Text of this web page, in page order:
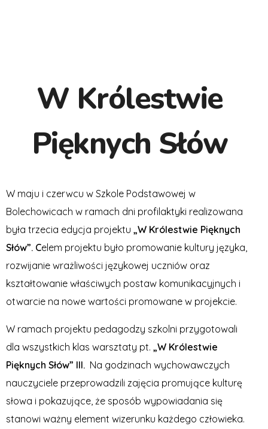
W Królestwie
Pięknych Słów
W maju i czerwcu w Szkole Podstawowej w
Bolechowicach w ramach dni profilaktyki realizowana
była trzecia edycja projektu „W Królestwie Pięknych
Słów”. Celem projektu było promowanie kultury języka,
rozwijanie wrażliwości językowej uczniów oraz
kształtowanie właściwych postaw komunikacyjnych i
otwarcie na nowe wartości promowane w projekcie.
W ramach projektu pedagodzy szkolni przygotowali
dla wszystkich klas warsztaty pt. „W Królestwie
Pięknych Słów” III. Na godzinach wychowawczych
nauczyciele przeprowadzili zajęcia promujące kulturę
słowa i pokazujące, że sposób wypowiadania się
stanowi ważny element wizerunku każdego człowieka.